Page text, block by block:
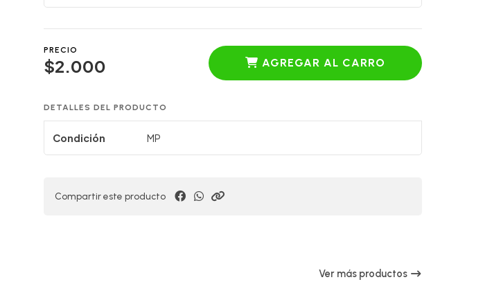
PRECIO
$2.000 AGREGAR AL CARRO
DETALLES DEL PRODUCTO
Condición MP
Compartir este producto
Ver más productos